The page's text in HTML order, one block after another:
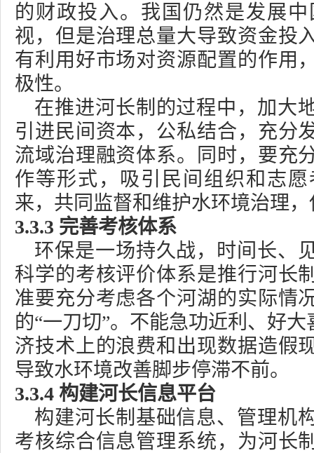
的财政投入。我国仍然是发展
视，但是治理总量大导致资金投
有利用好市场对资源配置的作用
极性。
在推进河长制的过程中，加大
引进民间资本，公私结合，充分
流域治理融资体系。同时，要充
作等形式，吸引民间组织和志
来，共同监督和维护水环境治理
3.3.3 完善考核体系
环保是一场持久战，时间长、
科学的考核评价体系是推行河长
准要充分考虑各个河湖的实际情
的“一刀切”。不能急功近利、好
济技术上的浪费和出现数据造假
导致水环境改善脚步停滞不前。
3.3.4 构建河长信息平台
构建河长制基础信息、管理机
考核综合信息管理系统，为河长